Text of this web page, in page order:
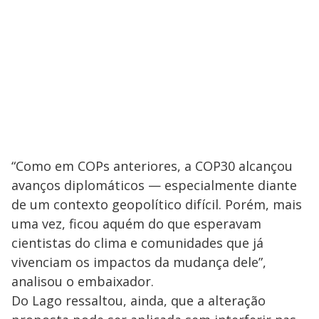
e
o
“Como em COPs anteriores, a COP30 alcançou
avanços diplomáticos — especialmente diante
de um contexto geopolítico difícil. Porém, mais
uma vez, ficou aquém do que esperavam
cientistas do clima e comunidades que já
vivenciam os impactos da mudança dele”,
analisou o embaixador.
Do Lago ressaltou, ainda, que a alteração